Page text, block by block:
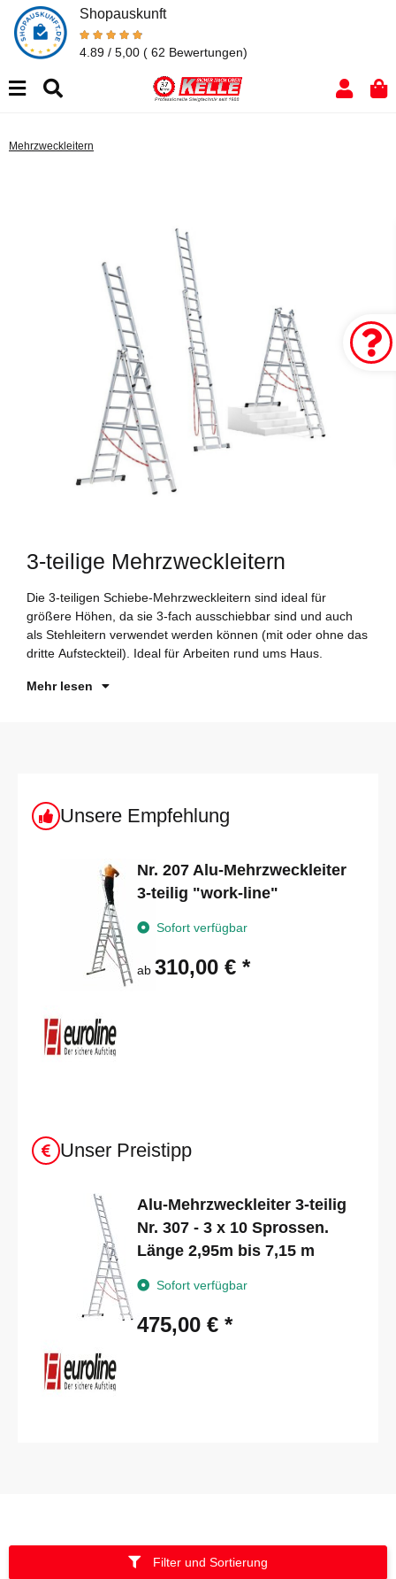
Shopauskunft
4.89 / 5,00 ( 62 Bewertungen)
Mehrzweckleitern
3-teilige Mehrzweckleitern
Die 3-teiligen Schiebe-Mehrzweckleitern sind ideal für
größere Höhen, da sie 3-fach ausschiebbar sind und auch
als Stehleitern verwendet werden können (mit oder ohne das
dritte Aufsteckteil). Ideal für Arbeiten rund ums Haus.
Mehr lesen
Unsere Empfehlung
Nr. 207 Alu-Mehrzweckleiter
3-teilig "work-line"
Sofort verfügbar
ab310,00 €*
Unser Preistipp
Alu-Mehrzweckleiter 3-teilig
Nr. 307 - 3 x 10 Sprossen.
Länge 2,95m bis 7,15 m
Sofort verfügbar
475,00 €*
Filter und Sortierung